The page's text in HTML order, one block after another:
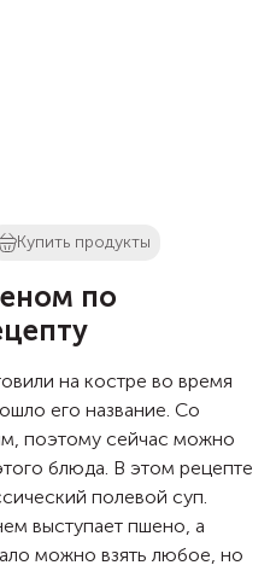
Купить продукты
по
на костре во время
его название. Со
поэтому сейчас можно
блюда. В этом рецепте
полевой суп.
выступает пшено, а
можно взять любое, но